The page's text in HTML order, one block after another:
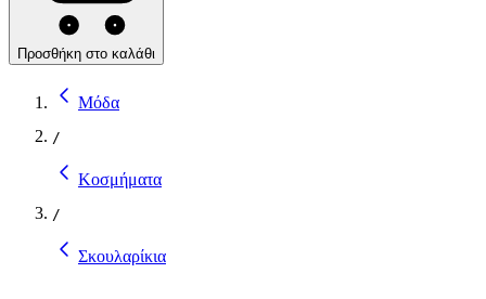
Προσθήκη στο καλάθι
Μόδα
/
Κοσμήματα
/
Σκουλαρίκια